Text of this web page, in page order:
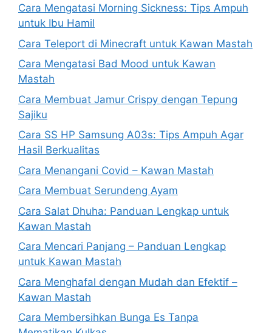
Cara Mengatasi Morning Sickness: Tips Ampuh
untuk Ibu Hamil
Cara Teleport di Minecraft untuk Kawan Mastah
Cara Mengatasi Bad Mood untuk Kawan
Mastah
Cara Membuat Jamur Crispy dengan Tepung
Sajiku
Cara SS HP Samsung A03s: Tips Ampuh Agar
Hasil Berkualitas
Cara Menangani Covid – Kawan Mastah
Cara Membuat Serundeng Ayam
Cara Salat Dhuha: Panduan Lengkap untuk
Kawan Mastah
Cara Mencari Panjang – Panduan Lengkap
untuk Kawan Mastah
Cara Menghafal dengan Mudah dan Efektif –
Kawan Mastah
Cara Membersihkan Bunga Es Tanpa